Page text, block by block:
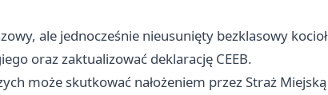
ale jednocześnie nieusunięty bezklasowy kocioł
oraz zaktualizować deklarację CEEB.
może skutkować nałożeniem przez Straż Miejską